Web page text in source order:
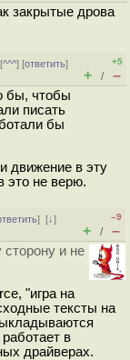
закрытые дрова
^^^] [ответить]
+5
+ / –
бы, чтобы
писать
бы
движение в эту
это не верю.
][↓]
–9
+ / –
и не
"игра на
тексты на
в
драйверах.